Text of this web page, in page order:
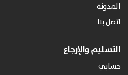
المدونة
اتصل بنا
التسليم والإرجاع
حسابي